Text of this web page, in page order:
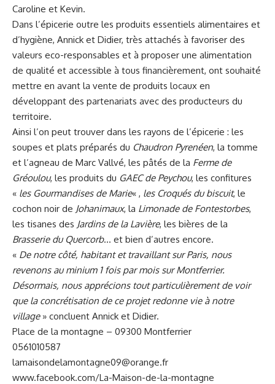
Caroline et Kevin.
Dans l’épicerie outre les produits essentiels alimentaires et
d’hygiène, Annick et Didier, très attachés à favoriser des
valeurs eco-responsables et à proposer une alimentation
de qualité et accessible à tous financièrement, ont souhaité
mettre en avant la vente de produits locaux en
développant des partenariats avec des producteurs du
territoire.
Ainsi l’on peut trouver dans les rayons de l’épicerie : les
soupes et plats préparés du Chaudron Pyrenéen, la tomme
et l’agneau de Marc Vallvé, les pâtés de la Ferme de
Gréoulou, les produits du GAEC de Peychou, les confitures
« les Gourmandises de Marie« , les Croqués du biscuit, le
cochon noir de Johanimaux, la Limonade de Fontestorbes,
les tisanes des Jardins de la Lavière, les bières de la
Brasserie du Quercorb… et bien d’autres encore.
« De notre côté, habitant et travaillant sur Paris, nous
revenons au minium 1 fois par mois sur Montferrier.
Désormais, nous apprécions tout particulièrement de voir
que la concrétisation de ce projet redonne vie à notre
village» concluent Annick et Didier.
Place de la montagne – 09300 Montferrier
0561010587
lamaisondelamontagne09@orange.fr
www.facebook.com/La-Maison-de-la-montagne